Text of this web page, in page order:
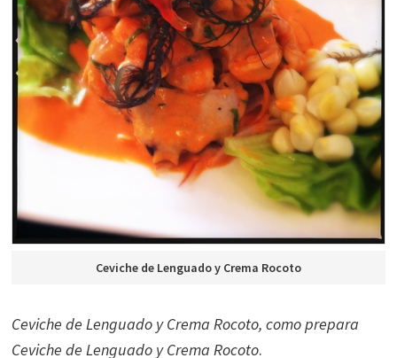
Ceviche de Lenguado y Crema Rocoto
Ceviche de Lenguado y Crema Rocoto, como prepara
Ceviche de Lenguado y Crema Rocoto.